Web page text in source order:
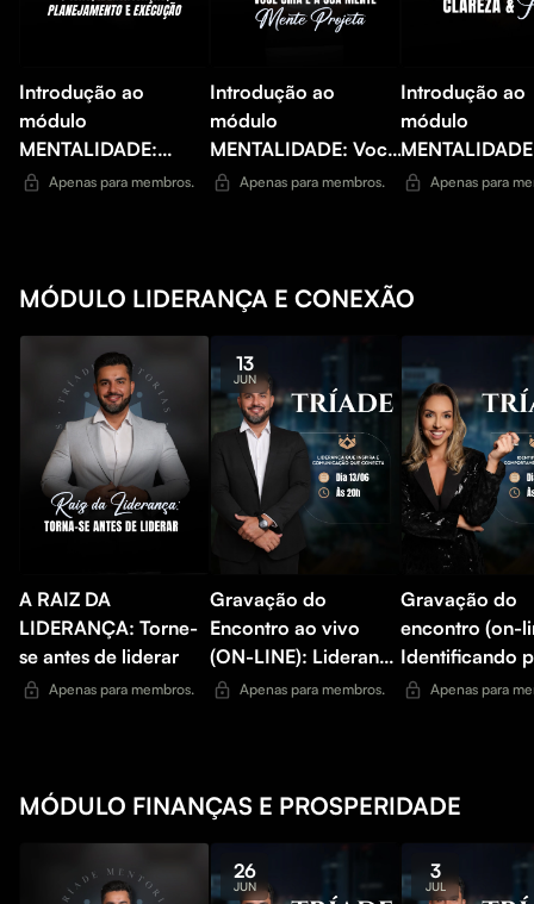
Introdução ao
módulo
MENTALIDADE:
Visão, identificação,
Apenas para membros.
Introdução ao
módulo
MENTALIDADE: Você
cria o que Sua Mente
Apenas para membros.
Introdução ao
módulo
Clareza e Foco
Apenas para
MÓDULO LIDERANÇA E CONEXÃO
A RAIZ DA
LIDERANÇA: Torne-
se antes de liderar
Apenas para membros.
13
JUN
Gravação do
Encontro ao vivo
(ON-LINE): Liderança
que inspira e
Apenas para membros.
Gravação do
encontro (on-
Identificando
Apenas para
MÓDULO FINANÇAS E PROSPERIDADE
26
JUN
3
JUL